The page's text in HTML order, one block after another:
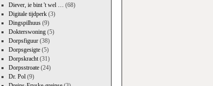
Diever, ie bint 't wel … (68)
Digitale tijdperk(3)
Dingspilhuus(9)
Dokterswoning(5)
Dorpsfiguur(38)
Dorpsgesigte(5)
Dorpskracht(31)
Dorpsstroate(24)
Dr. Pol(9)